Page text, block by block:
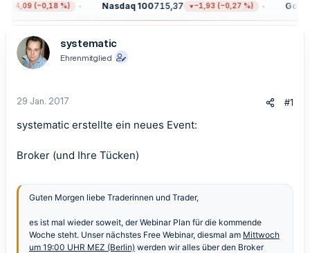
r
m
−14,09 (−0,18 %) Nasdaq 100715,37 −1,93 (−0,27 %) Gold
systematic
Ehrenmitglied
29 Jan. 2017 #1
systematic erstellte ein neues Event:
Broker (und Ihre Tücken)
Guten Morgen liebe Traderinnen und Trader,
es ist mal wieder soweit, der Webinar Plan für die kommende
Woche steht. Unser nächstes Free Webinar, diesmal am Mittwoch
um 19:00 UHR MEZ (Berlin) werden wir alles über den Broker